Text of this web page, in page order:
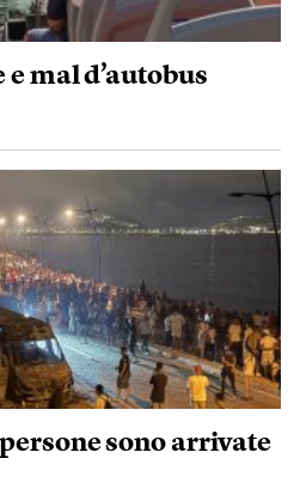
mal d’autobus
sono arrivate